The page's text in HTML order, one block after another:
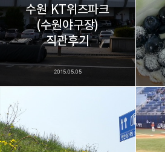
수원 KT위즈파크
(수원야구장)
직관후기
2015.05.05